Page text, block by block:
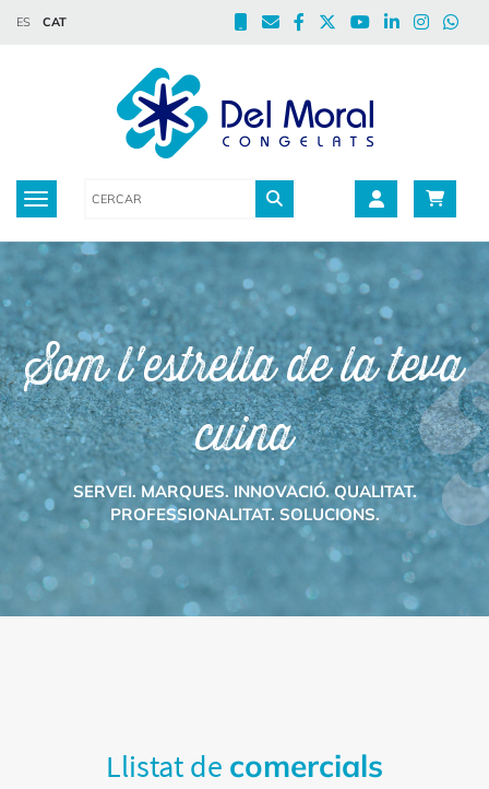
ES CAT
Toggle navigation
Som l'estrella de la teva
cuina
SERVEI. MARQUES. INNOVACIÓ. QUALITAT.
PROFESSIONALITAT. SOLUCIONS.
Llistat de comercials